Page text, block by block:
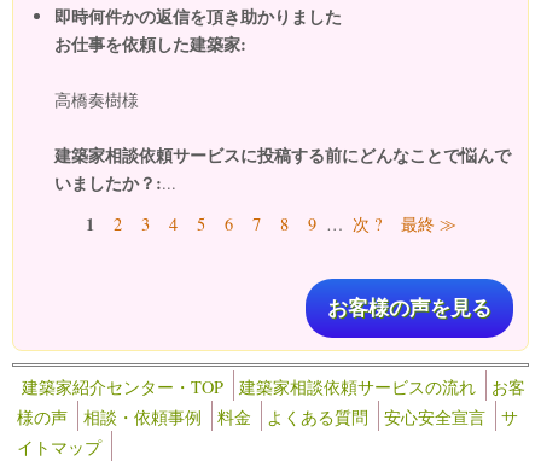
即時何件かの返信を頂き助かりました
お仕事を依頼した建築家:
高橋奏樹様
建築家相談依頼サービスに投稿する前にどんなことで悩んで
いましたか？:...
ページ1 2 3 4 5 6 7 8 9 … 次 ? 最終 ≫
お客様の声を見る
建築家紹介センター・TOP 建築家相談依頼サービスの流れ
お客
様の声
相談・依頼事例 料金 よくある質問 安心安全宣言
サ
イトマップ